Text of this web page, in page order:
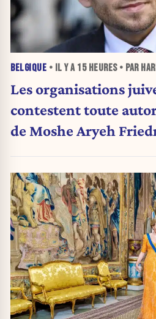
BELGIQUE • IL Y A 15 HEURES• PAR
Les organisations
contestent toute
de Moshe Aryeh